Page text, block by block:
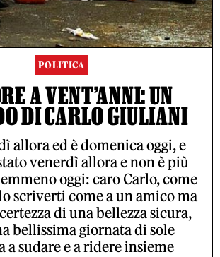
POLITICA
A VENT’ANNI: UN
DI CARLO GIULIANI
allora ed è domenica oggi, e
venerdì allora e non è più
oggi: caro Carlo, come
scriverti come a un amico ma
di una bellezza sicura,
bellissima giornata di sole
a sudare e a ridere insieme